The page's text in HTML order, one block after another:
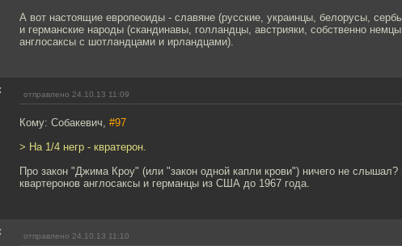
А вот настоящие европеоиды - славяне (русские, украинцы, белорусы,
и германские народы (скандинавы, голландцы, австрияки, собственно
англосаксы с шотландцами и ирландцами).
отправлено 24.10.13 11:09
Кому: Собакевич, #97
> На 1/4 негр - квратерон.
Про закон "Джима Кроу" (или "закон одной капли крови") ничего не
квартеронов англосаксы и германцы из США до 1967 года.
отправлено 24.10.13 11:10